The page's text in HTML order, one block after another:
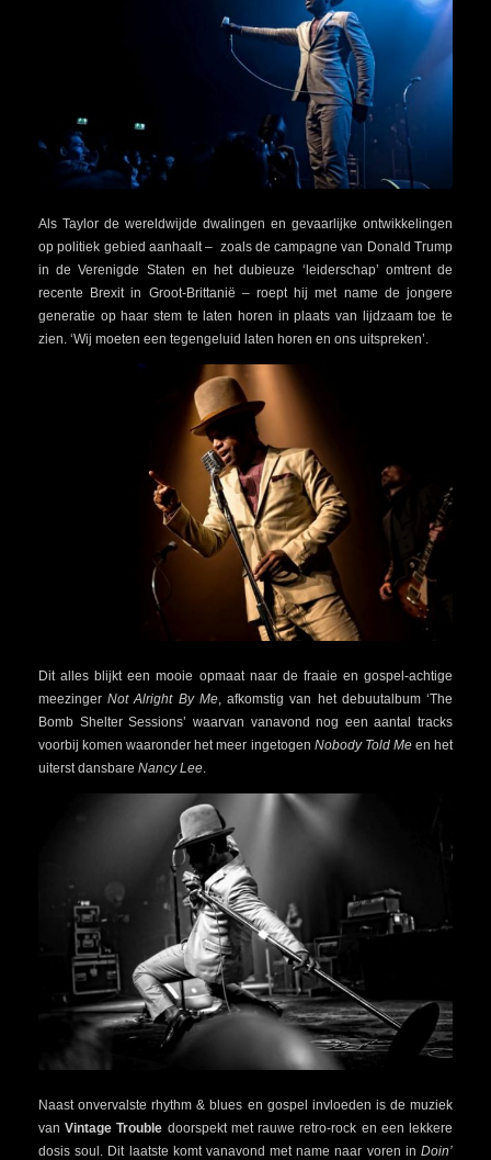
Als Taylor de wereldwijde dwalingen en gevaarlijke ontwikkelingen
op politiek gebied aanhaalt – zoals de campagne van Donald Trump
in de Verenigde Staten en het dubieuze ‘leiderschap’ omtrent de
recente Brexit in Groot-Brittanië – roept hij met name de jongere
generatie op haar stem te laten horen in plaats van lijdzaam toe te
zien. ‘Wij moeten een tegengeluid laten horen en ons uitspreken’.
Dit alles blijkt een mooie opmaat naar de fraaie en gospel-achtige
meezinger Not Alright By Me, afkomstig van het debuutalbum ‘The
Bomb Shelter Sessions’ waarvan vanavond nog een aantal tracks
voorbij komen waaronder het meer ingetogen Nobody Told Meen het
uiterst dansbare Nancy Lee
Naast onvervalste rhythm & blues en gospel invloeden is de muziek
vanVintage Trouble doorspekt met rauwe retro-rock en een lekkere
dosis soul. Dit laatste komt vanavond met name naar voren in Doin’